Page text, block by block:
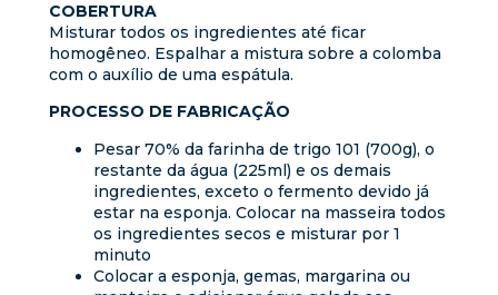
COBERTURA
Misturar todos os ingredientes até ficar
homogêneo. Espalhar a mistura sobre a colomba
com o auxílio de uma espátula.
PROCESSO DE FABRICAÇÃO
Pesar 70% da farinha de trigo 101 (700g), o
restante da água (225ml) e os demais
ingredientes, exceto o fermento devido já
estar na esponja. Colocar na masseira todos
os ingredientes secos e misturar por 1
minuto
Colocar a esponja, gemas, margarina ou